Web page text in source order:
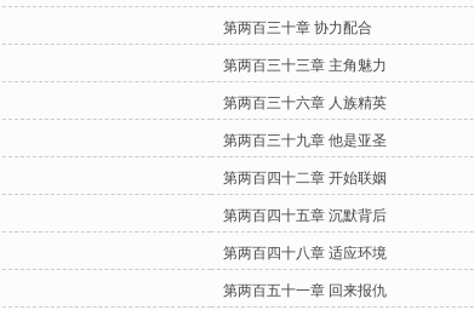
第两百三十章 协力配合
第两百三十三章 主角魅力
第两百三十六章 人族精英
第两百三十九章 他是亚圣
第两百四十二章 开始联姻
第两百四十五章 沉默背后
第两百四十八章 适应环境
第两百五十一章 回来报仇